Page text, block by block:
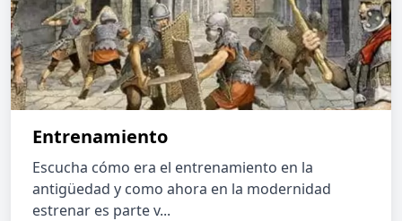
Entrenamiento
Escucha cómo era el entrenamiento en la
antigüedad y como ahora en la modernidad
estrenar es parte v...